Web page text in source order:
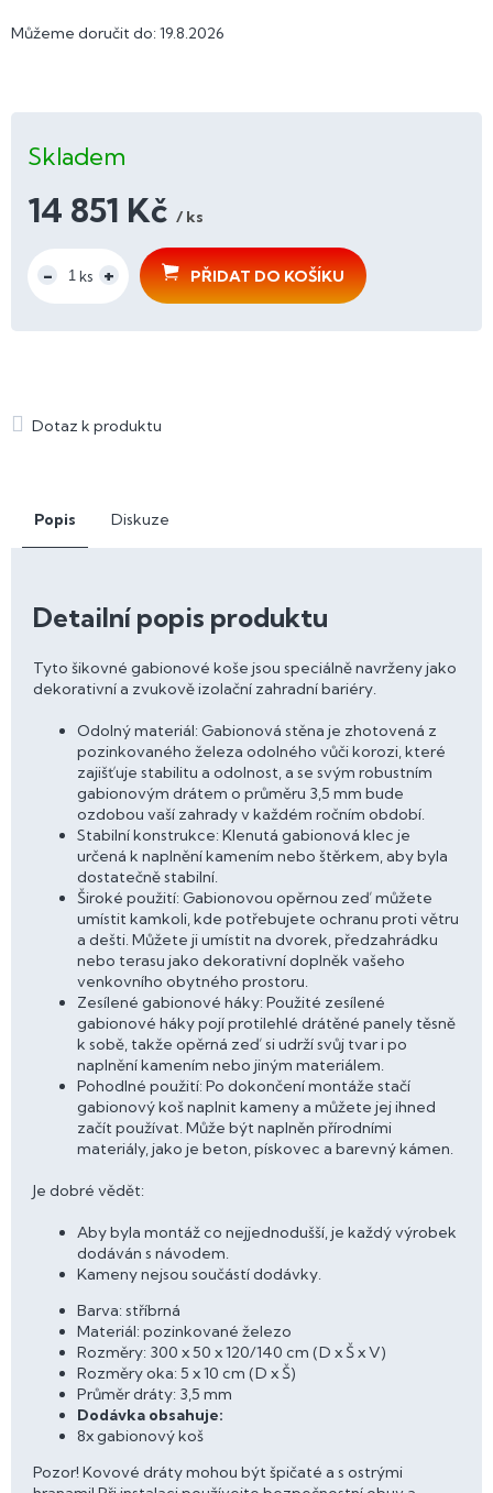
Můžeme doručit do: 19.8.2026
Skladem
14 851 Kč / ks
cena:
PŘIDAT DO KOŠÍKU
Popis Diskuze
Detailní popis produktu
Tyto šikovné gabionové koše jsou speciálně navrženy jako
dekorativní a zvukově izolační zahradní bariéry.
Odolný materiál: Gabionová stěna je zhotovená z
pozinkovaného železa odolného vůči korozi, které
zajišťuje stabilitu a odolnost, a se svým robustním
gabionovým drátem o průměru 3,5 mm bude
ozdobou vaší zahrady v každém ročním období.
Stabilní konstrukce: Klenutá gabionová klec je
určená k naplnění kamením nebo štěrkem, aby byla
dostatečně stabilní.
Široké použití: Gabionovou opěrnou zeď můžete
umístit kamkoli, kde potřebujete ochranu proti větru
a dešti. Můžete ji umístit na dvorek, předzahrádku
nebo terasu jako dekorativní doplněk vašeho
venkovního obytného prostoru.
Zesílené gabionové háky: Použité zesílené
gabionové háky pojí protilehlé drátěné panely těsně
k sobě, takže opěrná zeď si udrží svůj tvar i po
naplnění kamením nebo jiným materiálem.
Pohodlné použití: Po dokončení montáže stačí
gabionový koš naplnit kameny a můžete jej ihned
začít používat. Může být naplněn přírodními
materiály, jako je beton, pískovec a barevný kámen.
Je dobré vědět:
Aby byla montáž co nejjednodušší, je každý výrobek
dodáván s návodem.
Kameny nejsou součástí dodávky.
Barva: stříbrná
Materiál: pozinkované železo
Rozměry: 300 x 50 x 120/140 cm (D x Š x V)
Rozměry oka: 5 x 10 cm (D x Š)
Průměr dráty: 3,5 mm
Dodávka obsahuje:
8x gabionový koš
Pozor! Kovové dráty mohou být špičaté a s ostrými